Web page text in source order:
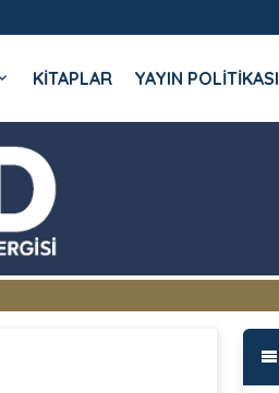
KİTAPLAR YAYIN POLİTİKASI